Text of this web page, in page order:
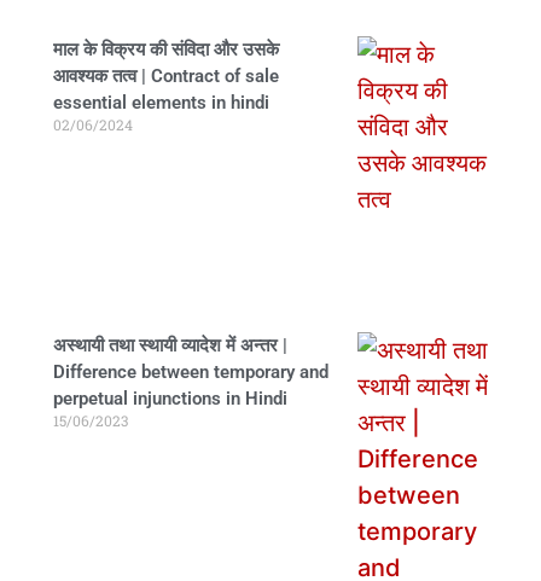
माल के विक्रय की संविदा और उसके
आवश्यक तत्व | Contract of sale
essential elements in hindi
02/06/2024
अस्थायी तथा स्थायी व्यादेश में अन्तर |
Difference between temporary and
perpetual injunctions in Hindi
15/06/2023